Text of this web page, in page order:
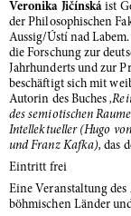
Veronika Jičínskáist
der Philosophischen
Aussig/Ústí nad
die Forschung zur
Jahrhunderts und zur
beschäftigt sich mit
Autorin des Buches
des semiotischen
Intellektueller (Hugo
und Franz Kafka),das
Eintritt frei
Eine Veranstaltung
böhmischen Länder